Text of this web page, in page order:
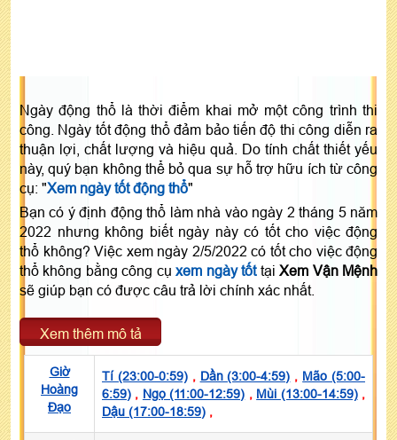
Ngày động thổ là thời điểm khai mở một công trình thi
công. Ngày tốt động thổ đảm bảo tiến độ thi công diễn ra
thuận lợi, chất lượng và hiệu quả. Do tính chất thiết yếu
này, quý bạn không thể bỏ qua sự hỗ trợ hữu ích từ công
cụ: "Xem ngày tốt động thổ"
Bạn có ý định động thổ làm nhà vào ngày 2 tháng 5 năm
2022 nhưng không biết ngày này có tốt cho việc động
thổ không? Việc xem ngày 2/5/2022 có tốt cho việc động
thổ không bằng công cụxem ngày tốttạiXem Vận Mệnh
sẽ giúp bạn có được câu trả lời chính xác nhất.
Xem thêm mô tả
Giờ
Hoàng
Đạo
Tí (23:00-0:59), Dần (3:00-4:59) , Mão (5:00-
6:59) , Ngọ (11:00-12:59) , Mùi (13:00-14:59),
Dậu (17:00-18:59) ,